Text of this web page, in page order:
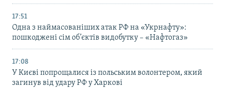
17:51
Одна з наймасованіших атак РФ на «Укрнафту»:
пошкоджені сім об’єктів видобутку – «Нафтогаз»
17:08
У Києві попрощалися із польським волонтером, який
загинув від удару РФ у Харкові